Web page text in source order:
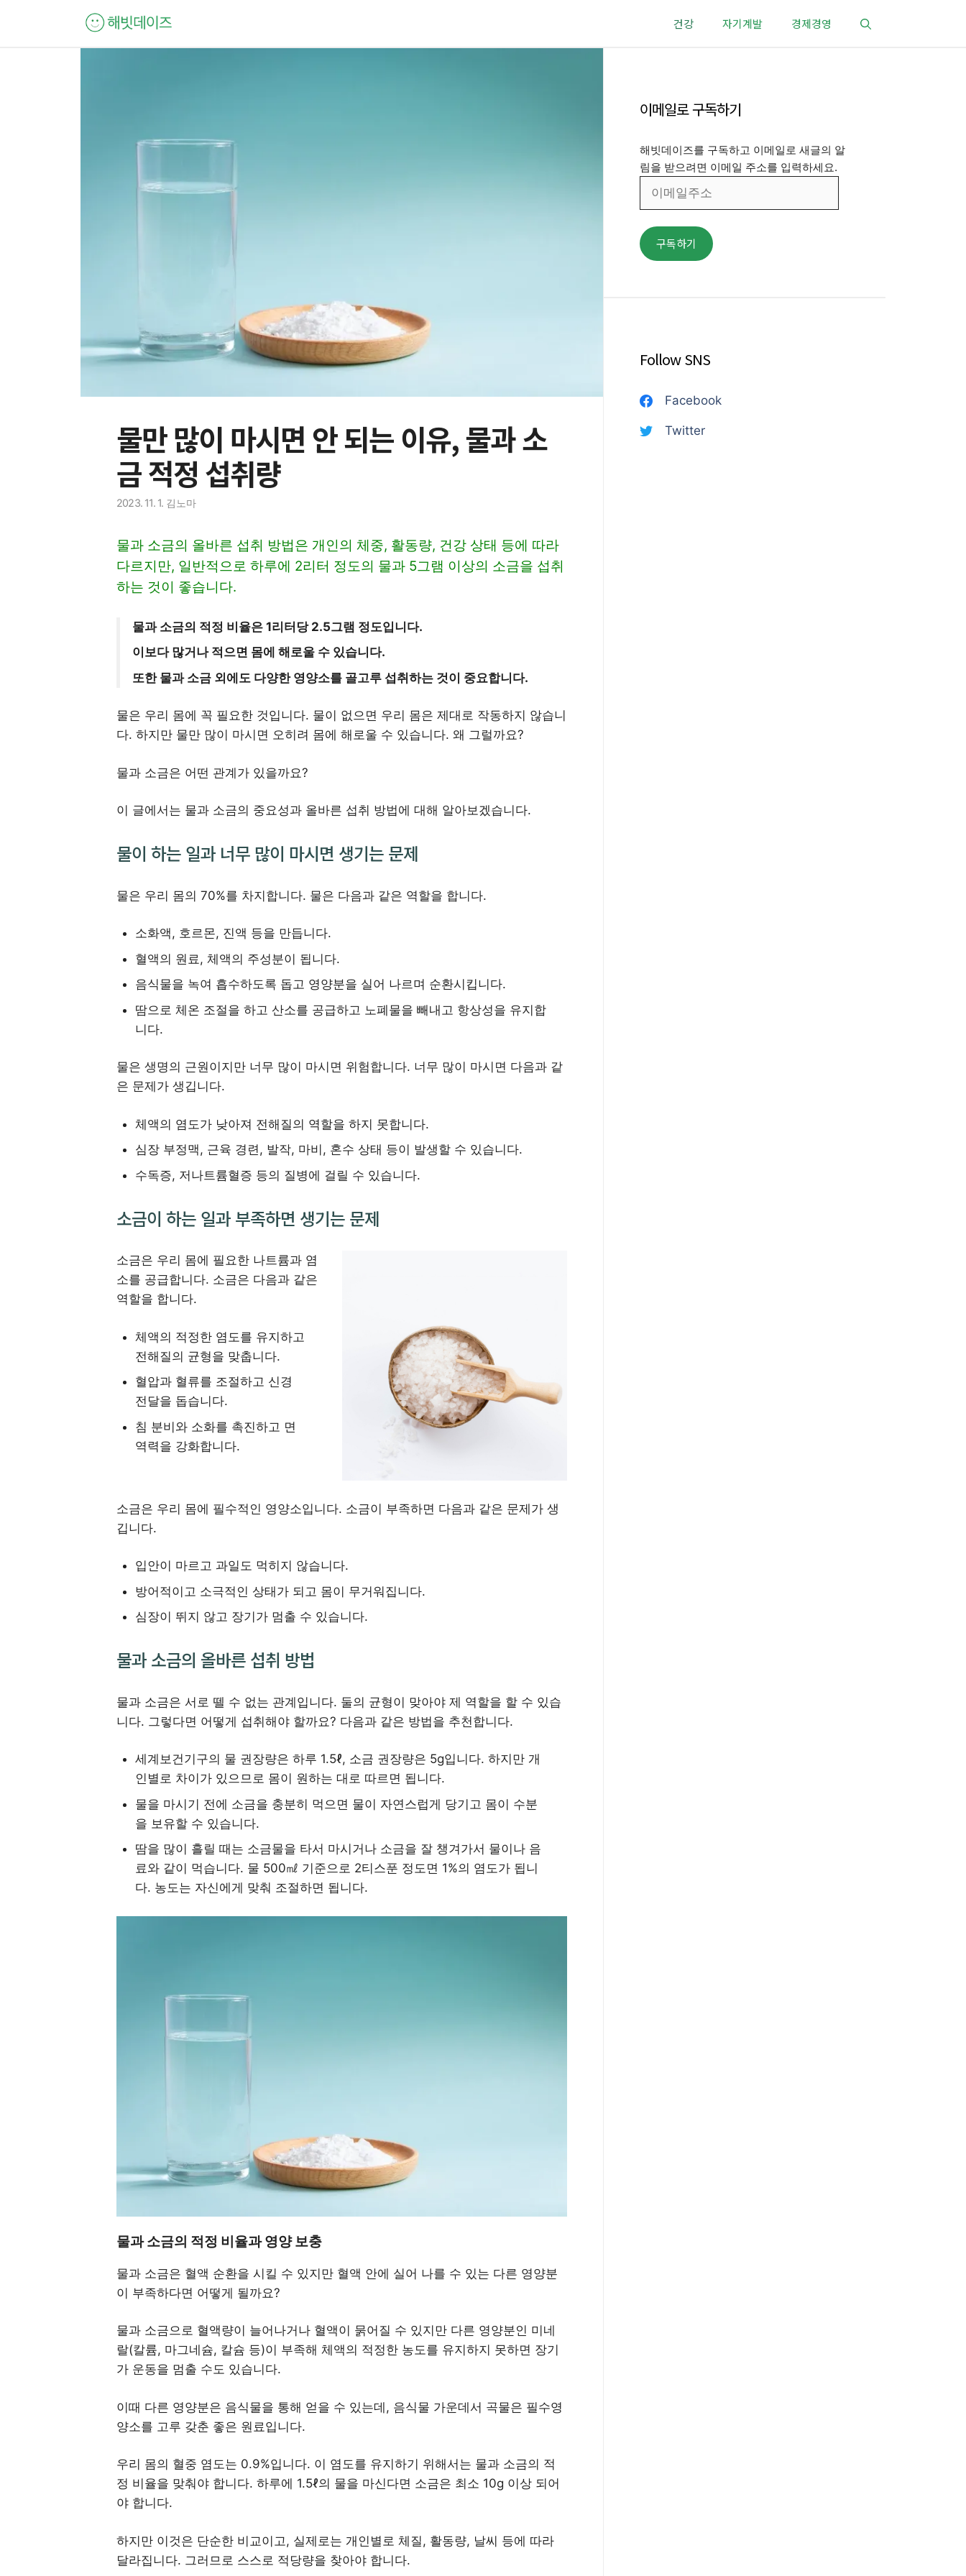
건강 자기계발 경제경영
물만 많이 마시면 안 되는 이유, 물과 소
금 적정 섭취량
2023. 11. 1. 김노마
물과 소금의 올바른 섭취 방법은 개인의 체중, 활동량, 건강 상태 등에 따라
다르지만, 일반적으로 하루에 2리터 정도의 물과 5그램 이상의 소금을 섭취
하는 것이 좋습니다.
물과 소금의 적정 비율은 1리터당 2.5그램 정도입니다.
이보다 많거나 적으면 몸에 해로울 수 있습니다.
또한 물과 소금 외에도 다양한 영양소를 골고루 섭취하는 것이 중요합니다.
물은 우리 몸에 꼭 필요한 것입니다. 물이 없으면 우리 몸은 제대로 작동하지 않습니
다. 하지만 물만 많이 마시면 오히려 몸에 해로울 수 있습니다. 왜 그럴까요?
물과 소금은 어떤 관계가 있을까요?
이 글에서는 물과 소금의 중요성과 올바른 섭취 방법에 대해 알아보겠습니다.
물이 하는 일과 너무 많이 마시면 생기는 문제
물은 우리 몸의 70%를 차지합니다. 물은 다음과 같은 역할을 합니다.
소화액, 호르몬, 진액 등을 만듭니다.
혈액의 원료, 체액의 주성분이 됩니다.
음식물을 녹여 흡수하도록 돕고 영양분을 실어 나르며 순환시킵니다.
땀으로 체온 조절을 하고 산소를 공급하고 노폐물을 빼내고 항상성을 유지합
니다.
물은 생명의 근원이지만 너무 많이 마시면 위험합니다. 너무 많이 마시면 다음과 같
은 문제가 생깁니다.
체액의 염도가 낮아져 전해질의 역할을 하지 못합니다.
심장 부정맥, 근육 경련, 발작, 마비, 혼수 상태 등이 발생할 수 있습니다.
수독증, 저나트륨혈증 등의 질병에 걸릴 수 있습니다.
소금이 하는 일과 부족하면 생기는 문제
소금은 우리 몸에 필요한 나트륨과 염
소를 공급합니다. 소금은 다음과 같은
역할을 합니다.
체액의 적정한 염도를 유지하고
전해질의 균형을 맞춥니다.
혈압과 혈류를 조절하고 신경
전달을 돕습니다.
침 분비와 소화를 촉진하고 면
역력을 강화합니다.
소금은 우리 몸에 필수적인 영양소입니다. 소금이 부족하면 다음과 같은 문제가 생
깁니다.
입안이 마르고 과일도 먹히지 않습니다.
방어적이고 소극적인 상태가 되고 몸이 무거워집니다.
심장이 뛰지 않고 장기가 멈출 수 있습니다.
물과 소금의 올바른 섭취 방법
물과 소금은 서로 뗄 수 없는 관계입니다. 둘의 균형이 맞아야 제 역할을 할 수 있습
니다. 그렇다면 어떻게 섭취해야 할까요? 다음과 같은 방법을 추천합니다.
세계보건기구의 물 권장량은 하루 1.5ℓ, 소금 권장량은 5g입니다. 하지만 개
인별로 차이가 있으므로 몸이 원하는 대로 따르면 됩니다.
물을 마시기 전에 소금을 충분히 먹으면 물이 자연스럽게 당기고 몸이 수분
을 보유할 수 있습니다.
땀을 많이 흘릴 때는 소금물을 타서 마시거나 소금을 잘 챙겨가서 물이나 음
료와 같이 먹습니다. 물 500㎖ 기준으로 2티스푼 정도면 1%의 염도가 됩니
다. 농도는 자신에게 맞춰 조절하면 됩니다.
물과 소금의 적정 비율과 영양 보충
물과 소금은 혈액 순환을 시킬 수 있지만 혈액 안에 실어 나를 수 있는 다른 영양분
이 부족하다면 어떻게 될까요?
물과 소금으로 혈액량이 늘어나거나 혈액이 묽어질 수 있지만 다른 영양분인 미네
랄(칼륨, 마그네슘, 칼슘 등)이 부족해 체액의 적정한 농도를 유지하지 못하면 장기
가 운동을 멈출 수도 있습니다.
이때 다른 영양분은 음식물을 통해 얻을 수 있는데, 음식물 가운데서 곡물은 필수영
양소를 고루 갖춘 좋은 원료입니다.
우리 몸의 혈중 염도는 0.9%입니다. 이 염도를 유지하기 위해서는 물과 소금의 적
정 비율을 맞춰야 합니다. 하루에 1.5ℓ의 물을 마신다면 소금은 최소 10g 이상 되어
야 합니다.
하지만 이것은 단순한 비교이고, 실제로는 개인별로 체질, 활동량, 날씨 등에 따라
달라집니다. 그러므로 스스로 적당량을 찾아야 합니다.
이메일로 구독하기
해빗데이즈를 구독하고 이메일로 새글의 알
림을 받으려면 이메일 주소를 입력하세요.
주
소
구독하기
Follow SNS
Facebook
Twitter